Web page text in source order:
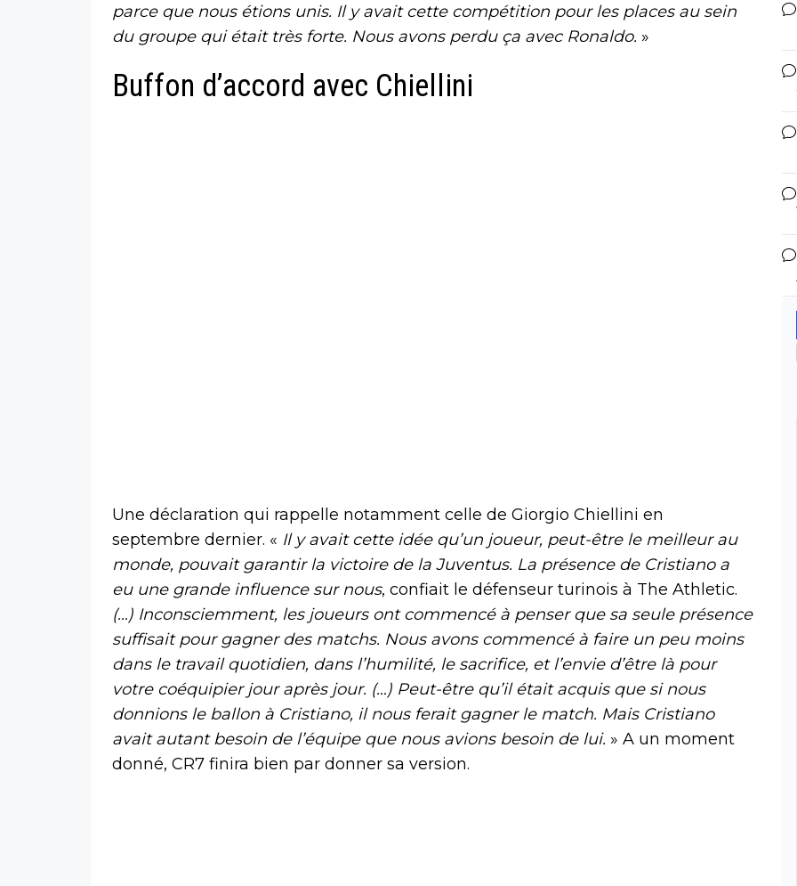
parce que nous étions unis. Il y avait cette compétition pour les places au sein
du groupe qui était très forte. Nous avons perdu ça avec Ronaldo. »
Buffon d’accord avec Chiellini
Une déclaration qui rappelle notamment celle de Giorgio Chiellini en
septembre dernier. « Il y avait cette idée qu’un joueur, peut-être le meilleur au
monde, pouvait garantir la victoire de la Juventus. La présence de Cristiano a
eu une grande influence sur nous, confiait le défenseur turinois à The Athletic.
(…) Inconsciemment, les joueurs ont commencé à penser que sa seule présence
suffisait pour gagner des matchs. Nous avons commencé à faire un peu moins
dans le travail quotidien, dans l’humilité, le sacrifice, et l’envie d’être là pour
votre coéquipier jour après jour. (…) Peut-être qu’il était acquis que si nous
donnions le ballon à Cristiano, il nous ferait gagner le match. Mais Cristiano
avait autant besoin de l’équipe que nous avions besoin de lui. » A un moment
donné, CR7 finira bien par donner sa version.